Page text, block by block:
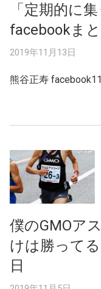
「定期的に
facebookま
2019年11月13日
熊谷正寿
僕のGMOア
けは勝って
日